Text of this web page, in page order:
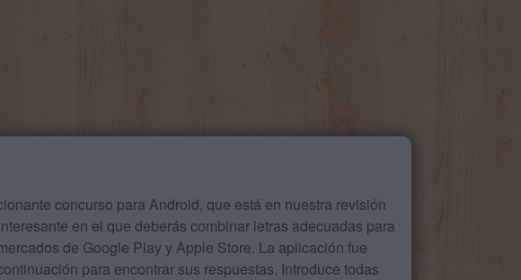
concurso para Android, que está en nuestra revisión
en el que deberás combinar letras adecuadas para
de Google Play y Apple Store. La aplicación fue
para encontrar sus respuestas. Introduce todas